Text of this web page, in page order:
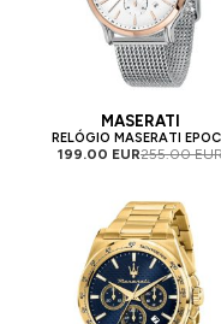
MASERATI
RELÓGIO MASERATI
199.00 EUR255.00